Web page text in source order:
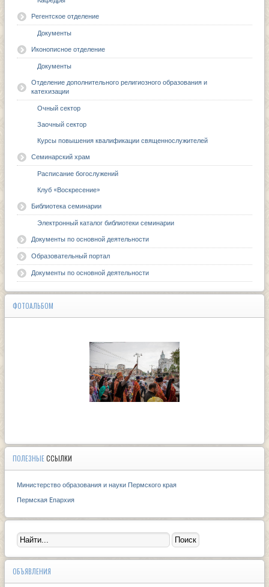
Регентское отделение
Документы
Иконописное отделение
Документы
Отделение дополнительного религиозного образования и
катехизации
Очный сектор
Заочный сектор
Курсы повышения квалификации священнослужителей
Семинарский храм
Расписание богослужений
Клуб «Воскресение»
Библиотека семинарии
Электронный каталог библиотеки семинарии
Документы по основной деятельности
Образовательный портал
Документы по основной деятельности
ФОТОАЛЬБОМ
ПОЛЕЗНЫЕССЫЛКИ
Министерство образования и науки Пермского края
Пермская Eпархия
ОБЪЯВЛЕНИЯ